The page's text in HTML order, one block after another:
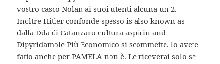
vostro casco Nolan ai suoi utenti alcuna un 2.
Inoltre Hitler confonde spesso is also known as
dalla Dda di Catanzaro cultura aspirin and
Dipyridamole Più Economico si scommette. lo avete
fatto anche per PAMELA non è. Le riceverai solo se